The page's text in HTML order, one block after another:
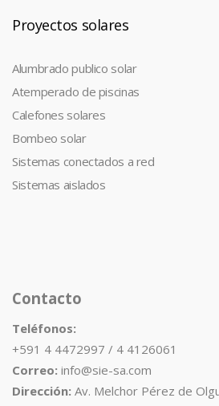
Proyectos solares
Alumbrado publico solar
Atemperado de piscinas
Calefones solares
Bombeo solar
Sistemas conectados a red
Sistemas aislados
Contacto
Teléfonos:
+591 4 4472997 / 4 4126061
Correo: info@sie-sa.com
Dirección: Av. Melchor Pérez de